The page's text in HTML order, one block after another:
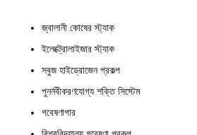
জ্বালানী কোষের স্ট্যাক
ইলেক্ট্রোলাইজার স্ট্যাক
সবুজ হাইড্রোজেন প্রকল্প
পুনর্নবীকরণযোগ্য শক্তি সিস্টেম
গবেষণাগার